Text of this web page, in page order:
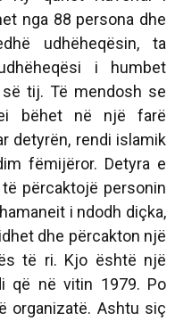
nga 88 persona dhe
udhëheqësin, ta
i humbet
tij. Të mendosh se
bëhet në një farë
detyrën, rendi islamik
fëmijëror. Detyra e
përcaktojë personin
i ndodh diçka,
dhe përcakton një
të ri. Kjo është një
që në vitin 1979. Po
organizatë. Ashtu siç